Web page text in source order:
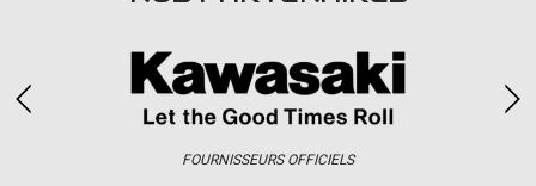
accéder à la billetterie
FOURNISSEURS OFFICIELS